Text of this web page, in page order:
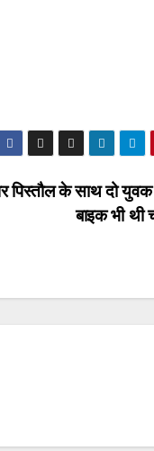
के साथ दो युवक
बाइक भी थी